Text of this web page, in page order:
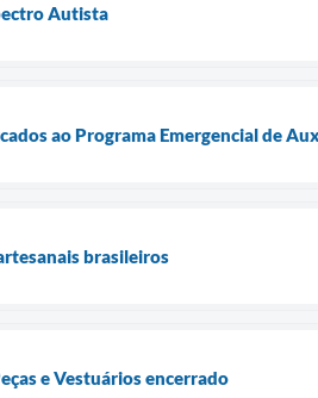
Autista
ao Programa Emergencial de
brasileiros
e Vestuários encerrado